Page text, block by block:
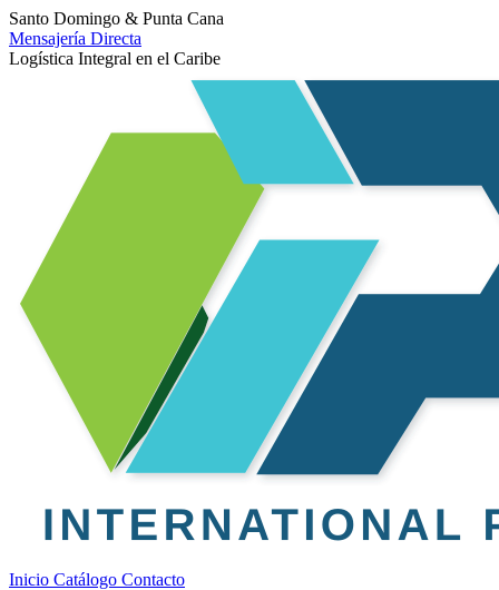
Santo Domingo & Punta Cana
Mensajería Directa
Logística Integral en el Caribe
Inicio Catálogo Contacto